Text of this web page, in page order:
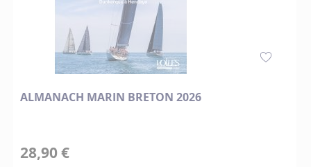
ALMANACH MARIN BRETON 2026
28,90 €